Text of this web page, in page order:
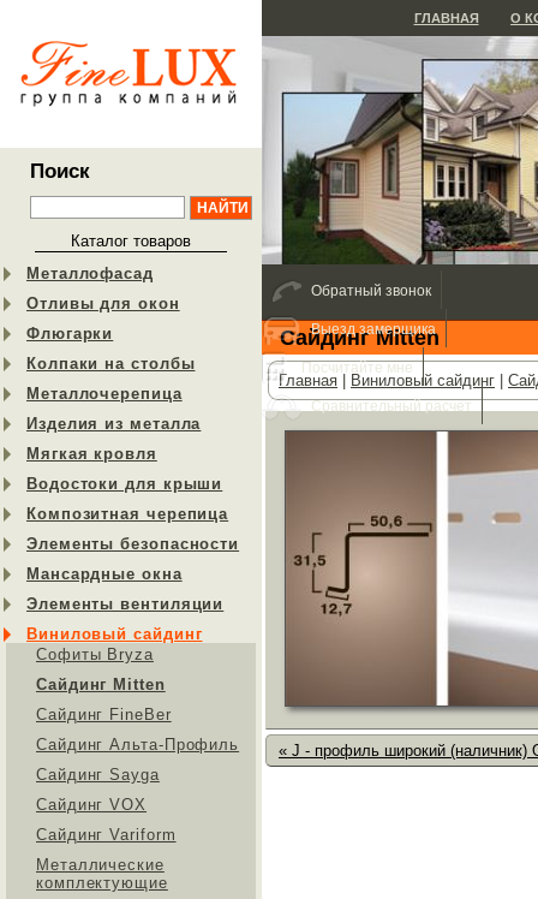
Поиск
Каталог товаров
Металлофасад
Отливы для окон
Флюгарки
Колпаки на столбы
Металлочерепица
Изделия из металла
Мягкая кровля
Водостоки для крыши
Композитная черепица
Элементы безопасности
Мансардные окна
Элементы вентиляции
Виниловый сайдинг
Софиты Bryza
Сайдинг Mitten
Сайдинг FineBer
Сайдинг Альта-Профиль
Сайдинг Sayga
Cайдинг VOX
Сайдинг Variform
Металлические
комплектующие
ГЛАВНАЯ О
Сайдинг Mitten
Главная Виниловый сайдинг
« J - профиль широкий (наличник)
Обратный звонок
Выезд замерщика
Посчитайте мне
Сравнительный расчет